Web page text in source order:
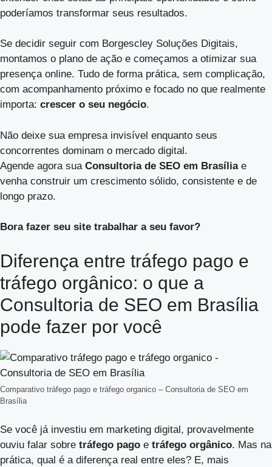
poderíamos transformar seus resultados.
Se decidir seguir com Borgescley Soluções Digitais,
montamos o plano de ação e começamos a otimizar sua
presença online. Tudo de forma prática, sem complicação,
com acompanhamento próximo e focado no que realmente
importa: crescer o seu negócio.
Não deixe sua empresa invisível enquanto seus
concorrentes dominam o mercado digital.
Agende agora sua Consultoria de SEO em Brasíliae
venha construir um crescimento sólido, consistente e de
longo prazo.
Bora fazer seu site trabalhar a seu favor?
Diferença entre tráfego pago e
tráfego orgânico: o que a
Consultoria de SEO em Brasília
pode fazer por você
Comparativo tráfego pago e tráfego organico – Consultoria de SEO em
Brasília
Se você já investiu em marketing digital, provavelmente
ouviu falar sobre tráfego pago e tráfego orgânico. Mas na
prática, qual é a diferença real entre eles? E, mais